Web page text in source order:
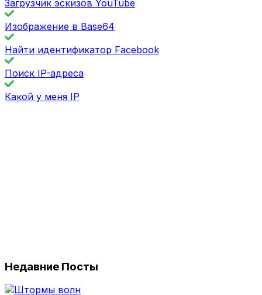
Загрузчик эскизов YouTube
Изображение в Base64
Найти идентификатор Facebook
Поиск IP-адреса
Какой у меня IP
Недавние Посты